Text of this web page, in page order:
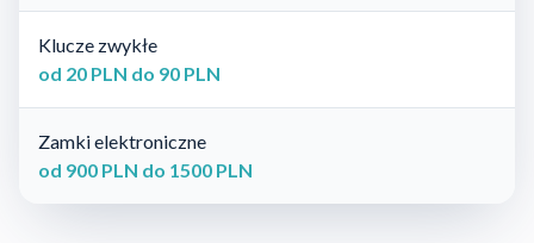
Klucze zwykłe
od 20 PLN do 90 PLN
Zamki elektroniczne
od 900 PLN do 1500 PLN